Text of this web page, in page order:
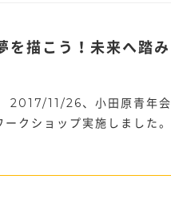
を描こう！未来へ踏み
2017/11/26、小田原青年会
クショップ実施しました。